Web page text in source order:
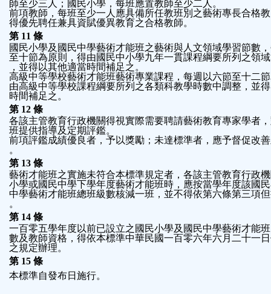
師至少三人；國民小學，每班應置教師至少二人。
前項教師，每班至少一人應具備所任教班別之藝術專長合格
得優先聘任兼具資賦優異教育之合格教師。
第 11 條
國民小學及國民中學藝術才能班之藝術與人文領域學習節數
至十節為原則，得由國民中小學九年一貫課程綱要所列之領
，並得以其他適當時間補足之。
高級中等學校藝術才能班藝術專業課程，每週以六節至十二
由高級中等學校課程綱要所列之各類科教學時數中調整，並
時間補足之。
第 12 條
各該主管教育行政機關得視實際需要聘請藝術教育專家學者
班提供指導及定期評鑑。
前項評鑑成績優良者，予以獎勵；未達標準者，應予督促改
。
第 13 條
藝術才能班之實施未符合本標準規定者，各該主管教育行政
小學或國民中學下學年度藝術才能班時，應按當學年度該國
中學藝術才能班總班級數核減一班，並不得依第六條第三項
。
第 14 條
一百零五學年度以前已設立之國民小學及國民中學藝術才能
數及教師資格，得依本標準中華民國一百零六年六月二十一
之規定辦理。
第 15 條
本標準自發布日施行。